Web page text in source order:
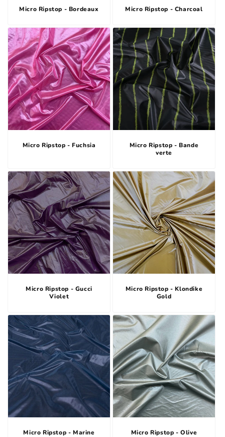
Micro Ripstop - Bordeaux Micro Ripstop - Charcoal
Micro Ripstop - Fuchsia
Micro Ripstop - Bande
verte
Micro Ripstop - Gucci
Violet
Micro Ripstop - Klondike
Gold
Micro Ripstop - Marine
Micro Ripstop - Olive